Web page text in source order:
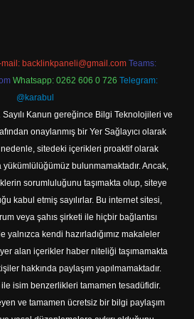
mail: backlinkpaneli@gmail.com Teams:
Whatsapp: 0262 606 0 726 Telegram:
@karabul
Kanun gereğince Bilgi Teknolojileri ve
onaylanmış bir Yer Sağlayıcı olarak
sitedeki içerikleri proaktif olarak
yükümlülüğümüz bulunmamaktadır. Ancak,
sorumluluğunu taşımakta olup, siteye
kabul etmiş sayılırlar. Bu internet sitesi,
veya şahıs şirketi ile hiçbir bağlantısı
yalnızca kendi hazırladığımız makaleler
alan içerikler haber niteliği taşımamakta
hakkında paylaşım yapılmamaktadır.
isim benzerlikleri tamamen tesadüfidir.
ve tamamen ücretsiz bir bilgi paylaşım